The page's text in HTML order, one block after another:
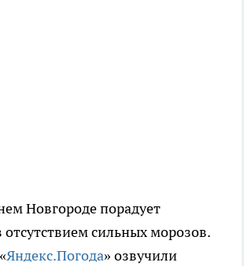
Новгороде порадует
сильных морозов.
Яндекс.Погода» озвучили